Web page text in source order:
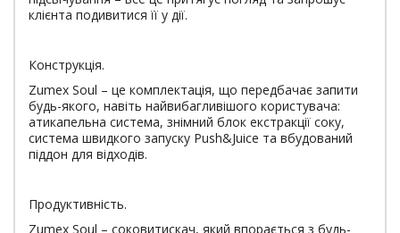
клієнта подивитися її у дії.
Конструкція.
Zumex Soul – це комплектація, що передбачає запити
будь-якого, навіть найвибагливішого користувача:
атикапельна система, знімний блок екстракції соку,
система швидкого запуску Push&Juice та вбудований
піддон для відходів.
Продуктивність.
Zumex Soul – соковитискач, який впорається з будь-